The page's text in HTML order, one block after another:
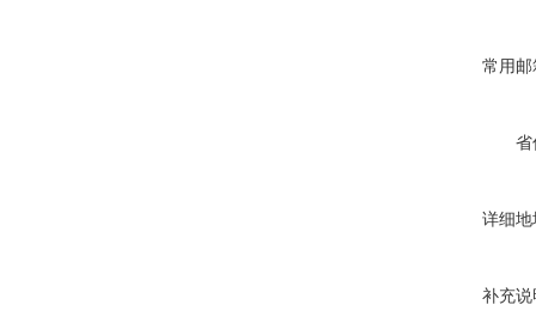
常用
省
详细
补充